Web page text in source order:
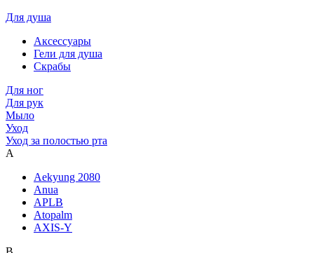
Для душа
Аксессуары
Гели для душа
Скрабы
Для ног
Для рук
Мыло
Уход
Уход за полостью рта
A
Aekyung 2080
Anua
APLB
Atopalm
AXIS-Y